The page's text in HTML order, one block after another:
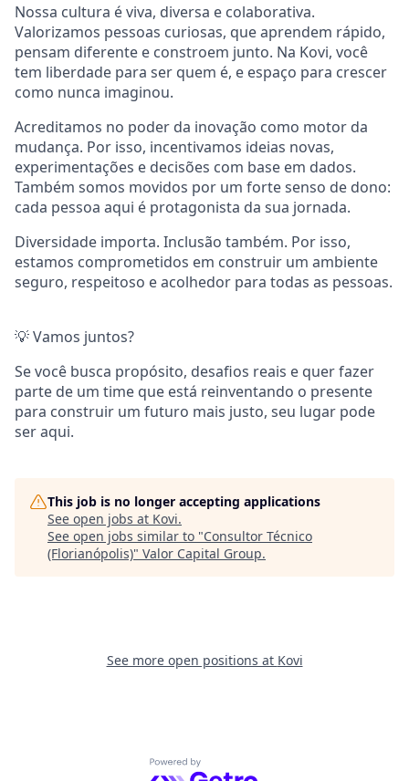
Nossa cultura é viva, diversa e colaborativa.
Valorizamos pessoas curiosas, que aprendem rápido,
pensam diferente e constroem junto. Na Kovi, você
tem liberdade para ser quem é, e espaço para crescer
como nunca imaginou.
Acreditamos no poder da inovação como motor da
mudança. Por isso, incentivamos ideias novas,
experimentações e decisões com base em dados.
Também somos movidos por um forte senso de dono:
cada pessoa aqui é protagonista da sua jornada.
Diversidade importa. Inclusão também. Por isso,
estamos comprometidos em construir um ambiente
seguro, respeitoso e acolhedor para todas as pessoas.
💡 Vamos juntos?
Se você busca propósito, desafios reais e quer fazer
parte de um time que está reinventando o presente
para construir um futuro mais justo, seu lugar pode
ser aqui.
This job is no longer accepting applications
See open jobs at Kovi.
See open jobs similar to "Consultor Técnico
(Florianópolis)" Valor Capital Group.
See more open positions at Kovi
Powered by Getro.com